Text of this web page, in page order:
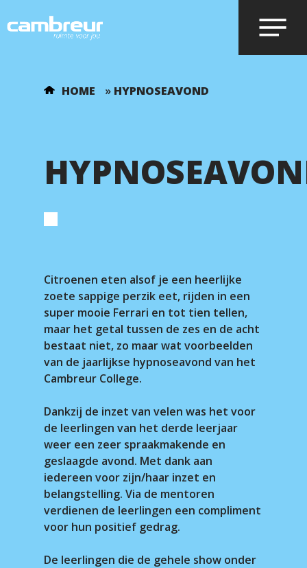
Voer je zoekopdracht in en druk op
HOME » HYPNOSEAVOND
Citroenen eten alsof je een heerlijke
zoete sappige perzik eet, rijden in een
super mooie Ferrari en tot tien tellen,
maar het getal tussen de zes en de acht
bestaat niet, zo maar wat voorbeelden
van de jaarlijkse hypnoseavond van het
Cambreur College.
Dankzij de inzet van velen was het voor
de leerlingen van het derde leerjaar
weer een zeer spraakmakende en
geslaagde avond. Met dank aan
iedereen voor zijn/haar inzet en
belangstelling. Via de mentoren
verdienen de leerlingen een compliment
voor hun positief gedrag.
De leerlingen die de gehele show onder